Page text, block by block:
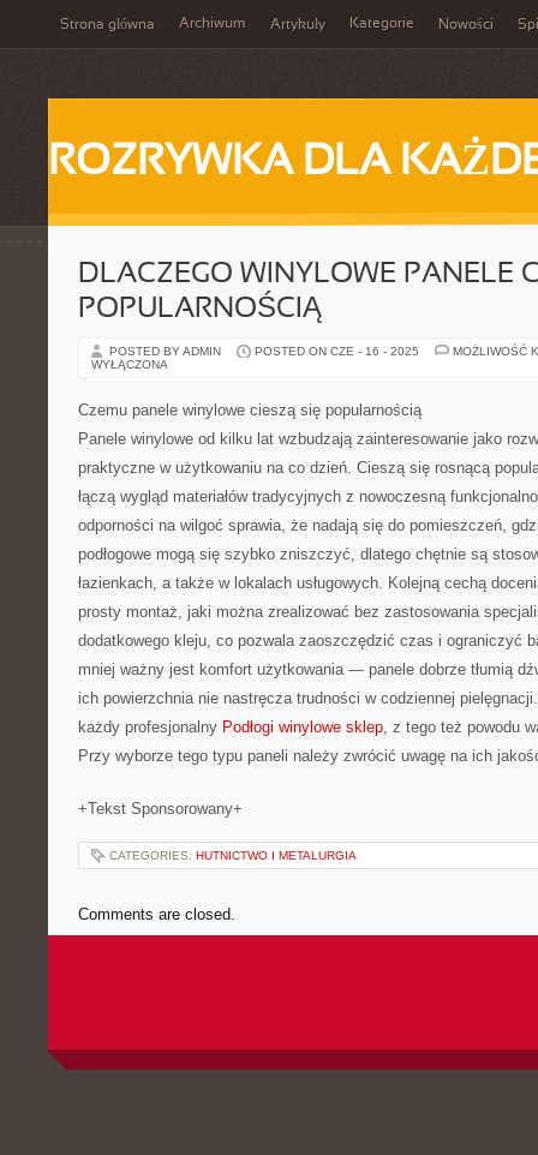
Strona główna Archiwum Artykuły Kategorie Nowości
ROZRYWKA DLA
DLACZEGO WINYLOWE PANELE
POPULARNOŚCIĄ
POSTED BY ADMIN POSTED ON CZE - 16 - 2025
MOŻLIWOŚĆ
WYŁĄCZONA
Czemu panele winylowe cieszą się popularnością
Panele winylowe od kilku lat wzbudzają zainteresowanie jako
praktyczne w użytkowaniu na co dzień. Cieszą się rosnącą
łączą wygląd materiałów tradycyjnych z nowoczesną
odporności na wilgoć sprawia, że nadają się do pomieszczeń,
podłogowe mogą się szybko zniszczyć, dlatego chętnie są
łazienkach, a także w lokalach usługowych. Kolejną cechą
prosty montaż, jaki można zrealizować bez zastosowania
dodatkowego kleju, co pozwala zaoszczędzić czas i ograniczyć
mniej ważny jest komfort użytkowania — panele dobrze tłumią
ich powierzchnia nie nastręcza trudności w codziennej
każdy profesjonalny Podłogi winylowe sklep, z tego też powodu
Przy wyborze tego typu paneli należy zwrócić uwagę na ich
+Tekst Sponsorowany+
CATEGORIES: HUTNICTWO I METALURGIA
Comments are closed.